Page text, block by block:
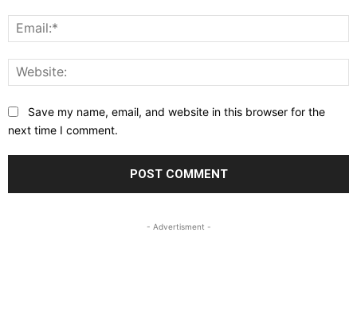
Save my name, email, and website in this browser for the
next time I comment.
- Advertisment -